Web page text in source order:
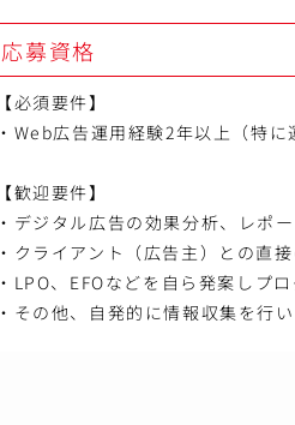
応募資格
【必須要件】
・Web広告運用経験2年以上（特に
【歓迎要件】
・デジタル広告の効果分析、レポ
・クライアント（広告主）との直
・LPO、EFOなどを自ら発案しプ
・その他、自発的に情報収集を行